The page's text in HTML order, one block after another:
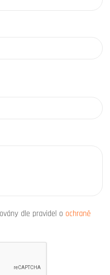
dle pravidel o ochraně